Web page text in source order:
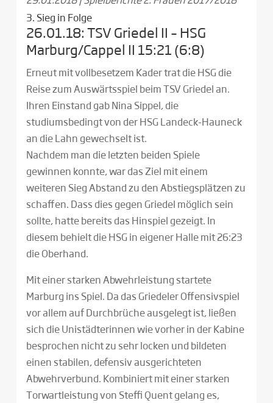
3. Sieg in Folge
26.01.18: TSV Griedel II – HSG
Marburg/Cappel II 15:21 (6:8)
Erneut mit vollbesetzem Kader trat die HSG die
Reise zum Auswärtsspiel beim TSV Griedel an.
Ihren Einstand gab Nina Sippel, die
studiumsbedingt von der HSG Landeck-Hauneck
an die Lahn gewechselt ist.
Nachdem man die letzten beiden Spiele
gewinnen konnte, war das Ziel mit einem
weiteren Sieg Abstand zu den Abstiegsplätzen zu
schaffen. Dass dies gegen Griedel möglich sein
sollte, hatte bereits das Hinspiel gezeigt. In
diesem behielt die HSG in eigener Halle mit 26:23
die Oberhand.
Mit einer starken Abwehrleistung startete
Marburg ins Spiel. Da das Griedeler Offensivspiel
vor allem auf Durchbrüche ausgelegt ist, ließen
sich die Unistädterinnen wie vorher in der Kabine
besprochen nicht zu sehr locken und bildeten
einen stabilen, defensiv ausgerichteten
Abwehrverbund. Kombiniert mit einer starken
Torwartleistung von Steffi Quent gelang es,